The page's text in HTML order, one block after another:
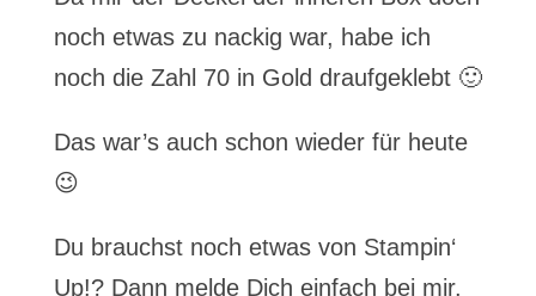
noch etwas zu nackig war, habe ich
noch die Zahl 70 in Gold draufgeklebt 🙂
Das war’s auch schon wieder für heute
😉
Du brauchst noch etwas von Stampin‘
Up!? Dann melde Dich einfach bei mir.